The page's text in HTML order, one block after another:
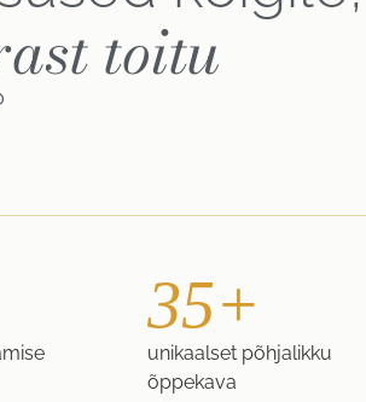
toitu
35+
unikaalset põhjalikku
õppekava